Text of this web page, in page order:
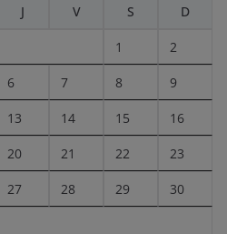
J V S D
1 2
6 7 8 9
13 14 15 16
20 21 22 23
27 28 29 30